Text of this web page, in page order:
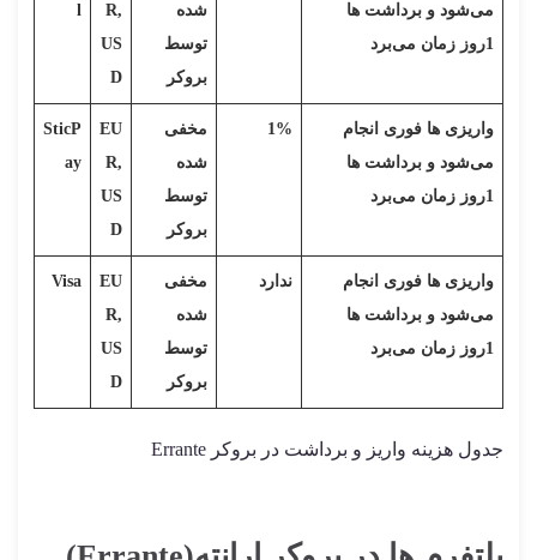
می‌شود و برداشت ها
1روز زمان می‌برد
شده
توسط
بروکر
R,
US
D
l
واریزی ها فوری انجام
می‌شود و برداشت ها
1روز زمان می‌برد
1%
مخفی
شده
توسط
بروکر
EU
R,
US
D
SticP
ay
واریزی ها فوری انجام
می‌شود و برداشت ها
1روز زمان می‌برد
ندارد
مخفی
شده
توسط
بروکر
EU
R,
US
D
Visa
جدول هزینه واریز و برداشت در بروکر Errante